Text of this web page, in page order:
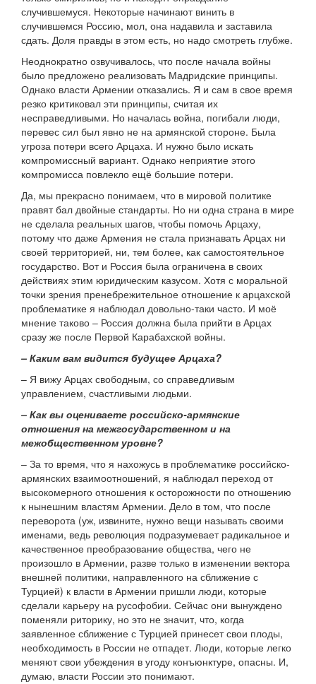
случившемуся. Некоторые начинают винить в
случившемся Россию, мол, она надавила и заставила
сдать. Доля правды в этом есть, но надо смотреть глубже.
Неоднократно озвучивалось, что после начала войны
было предложено реализовать Мадридские принципы.
Однако власти Армении отказались. Я и сам в свое время
резко критиковал эти принципы, считая их
несправедливыми. Но началась война, погибали люди,
перевес сил был явно не на армянской стороне. Была
угроза потери всего Арцаха. И нужно было искать
компромиссный вариант. Однако неприятие этого
компромисса повлекло ещё большие потери.
Да, мы прекрасно понимаем, что в мировой политике
правят бал двойные стандарты. Но ни одна страна в мире
не сделала реальных шагов, чтобы помочь Арцаху,
потому что даже Армения не стала признавать Арцах ни
своей территорией, ни, тем более, как самостоятельное
государство. Вот и Россия была ограничена в своих
действиях этим юридическим казусом. Хотя с моральной
точки зрения пренебрежительное отношение к арцахской
проблематике я наблюдал довольно-таки часто. И моё
мнение таково – Россия должна была прийти в Арцах
сразу же после Первой Карабахской войны.
– Каким вам видится будущее Арцаха?
– Я вижу Арцах свободным, со справедливым
управлением, счастливыми людьми.
– Как вы оцениваете российско-армянские
отношения на межгосударственном и на
межобщественном уровне?
– За то время, что я нахожусь в проблематике российско-
армянских взаимоотношений, я наблюдал переход от
высокомерного отношения к осторожности по отношению
к нынешним властям Армении. Дело в том, что после
переворота (уж, извините, нужно вещи называть своими
именами, ведь революция подразумевает радикальное и
качественное преобразование общества, чего не
произошло в Армении, разве только в изменении вектора
внешней политики, направленного на сближение с
Турцией) к власти в Армении пришли люди, которые
сделали карьеру на русофобии. Сейчас они вынуждено
поменяли риторику, но это не значит, что, когда
заявленное сближение с Турцией принесет свои плоды,
необходимость в России не отпадет. Люди, которые легко
меняют свои убеждения в угоду конъюнктуре, опасны. И,
думаю, власти России это понимают.